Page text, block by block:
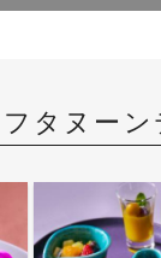
タヌー